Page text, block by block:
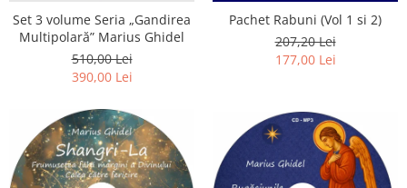
Set 3 volume Seria „Gandirea
Multipolară” Marius Ghidel
510,00 Lei
390,00 Lei
Pachet Rabuni (Vol 1 si 2)
207,20 Lei
177,00 Lei